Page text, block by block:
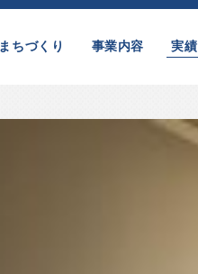
まちづくり 事業内容 実績